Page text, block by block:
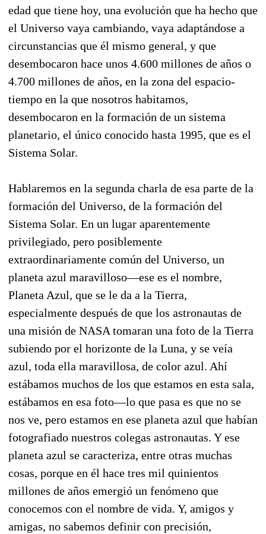
edad que tiene hoy, una evolución que ha hecho que
el Universo vaya cambiando, vaya adaptándose a
circunstancias que él mismo general, y que
desembocaron hace unos 4.600 millones de años o
4.700 millones de años, en la zona del espacio-
tiempo en la que nosotros habitamos,
desembocaron en la formación de un sistema
planetario, el único conocido hasta 1995, que es el
Sistema Solar.
Hablaremos en la segunda charla de esa parte de la
formación del Universo, de la formación del
Sistema Solar. En un lugar aparentemente
privilegiado, pero posiblemente
extraordinariamente común del Universo, un
planeta azul maravilloso—ese es el nombre,
Planeta Azul, que se le da a la Tierra,
especialmente después de que los astronautas de
una misión de NASA tomaran una foto de la Tierra
subiendo por el horizonte de la Luna, y se veía
azul, toda ella maravillosa, de color azul. Ahí
estábamos muchos de los que estamos en esta sala,
estábamos en esa foto—lo que pasa es que no se
nos ve, pero estamos en ese planeta azul que habían
fotografiado nuestros colegas astronautas. Y ese
planeta azul se caracteriza, entre otras muchas
cosas, porque en él hace tres mil quinientos
millones de años emergió un fenómeno que
conocemos con el nombre de vida. Y, amigos y
amigas, no sabemos definir con precisión,